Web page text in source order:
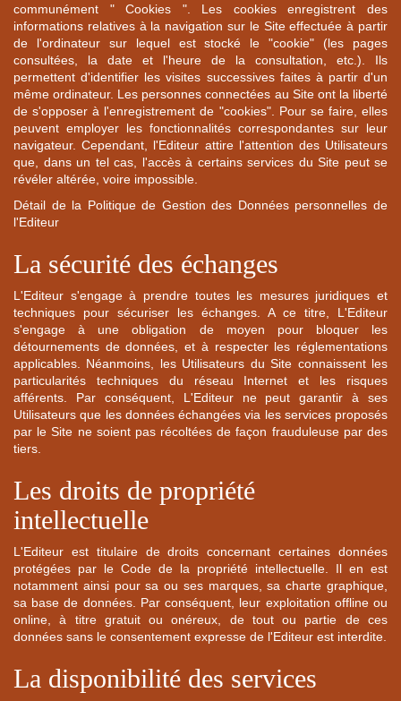
communément " Cookies ". Les cookies enregistrent des
informations relatives à la navigation sur le Site effectuée à partir
de l'ordinateur sur lequel est stocké le "cookie" (les pages
consultées, la date et l'heure de la consultation, etc.). Ils
permettent d'identifier les visites successives faites à partir d'un
même ordinateur. Les personnes connectées au Site ont la liberté
de s'opposer à l'enregistrement de "cookies". Pour se faire, elles
peuvent employer les fonctionnalités correspondantes sur leur
navigateur. Cependant, l'Editeur attire l'attention des Utilisateurs
que, dans un tel cas, l'accès à certains services du Site peut se
révéler altérée, voire impossible.
Détail de la Politique de Gestion des Données personnelles de
l'Editeur
La sécurité des échanges
L'Editeur s'engage à prendre toutes les mesures juridiques et
techniques pour sécuriser les échanges. A ce titre, L'Editeur
s'engage à une obligation de moyen pour bloquer les
détournements de données, et à respecter les réglementations
applicables. Néanmoins, les Utilisateurs du Site connaissent les
particularités techniques du réseau Internet et les risques
afférents. Par conséquent, L'Editeur ne peut garantir à ses
Utilisateurs que les données échangées via les services proposés
par le Site ne soient pas récoltées de façon frauduleuse par des
tiers.
Les droits de propriété
intellectuelle
L'Editeur est titulaire de droits concernant certaines données
protégées par le Code de la propriété intellectuelle. Il en est
notamment ainsi pour sa ou ses marques, sa charte graphique,
sa base de données. Par conséquent, leur exploitation offline ou
online, à titre gratuit ou onéreux, de tout ou partie de ces
données sans le consentement expresse de l'Editeur est interdite.
La disponibilité des services